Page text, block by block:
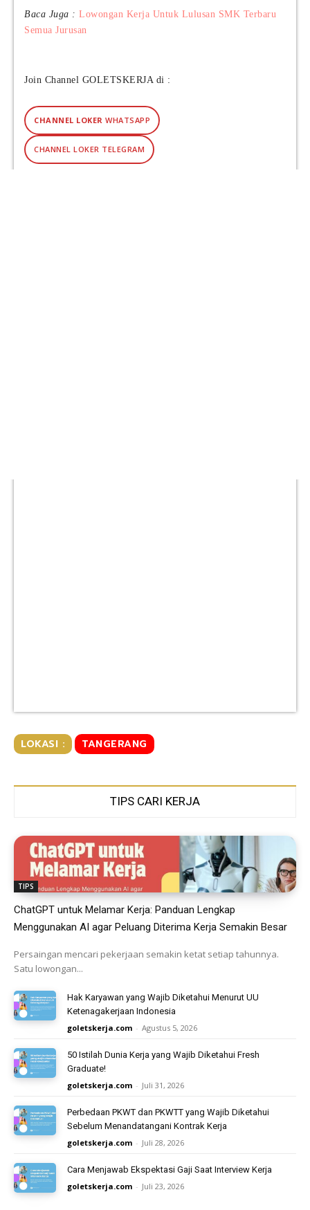
Baca Juga : Lowongan Kerja Untuk Lulusan SMK Terbaru
Semua Jurusan
Join Channel GOLETSKERJA di :
CHANNEL LOKER WHATSAPP
CHANNEL LOKER TELEGRAM
LOKASI : TANGERANG
TIPS CARI KERJA
TIPS
ChatGPT untuk Melamar Kerja: Panduan Lengkap
Menggunakan AI agar Peluang Diterima Kerja Semakin Besar
Persaingan mencari pekerjaan semakin ketat setiap tahunnya.
Satu lowongan...
Hak Karyawan yang Wajib Diketahui Menurut UU
Ketenagakerjaan Indonesia
goletskerja.com - Agustus 5, 2026
50 Istilah Dunia Kerja yang Wajib Diketahui Fresh
Graduate!
goletskerja.com - Juli 31, 2026
Perbedaan PKWT dan PKWTT yang Wajib Diketahui
Sebelum Menandatangani Kontrak Kerja
goletskerja.com - Juli 28, 2026
Cara Menjawab Ekspektasi Gaji Saat Interview Kerja
goletskerja.com - Juli 23, 2026